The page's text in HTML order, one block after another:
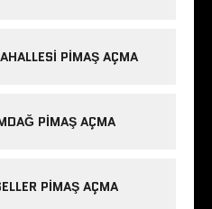
PIMAŞ AÇMA
PIMAŞ AÇMA
PIMAŞ AÇMA